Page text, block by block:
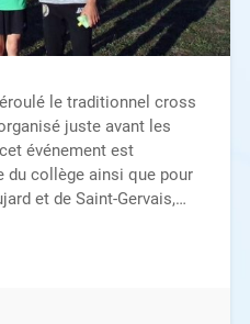
le traditionnel cross
juste avant les
événement est
du collège ainsi que pour
et de Saint-Gervais,…